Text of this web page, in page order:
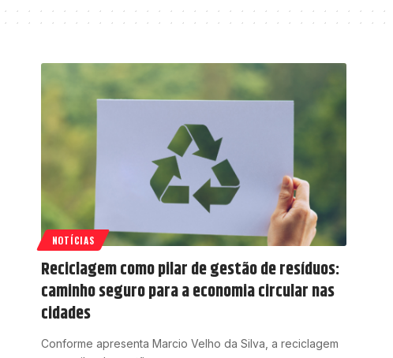
NOTÍCIAS
Reciclagem como pilar de gestão de resíduos:
caminho seguro para a economia circular nas
cidades
Conforme apresenta Marcio Velho da Silva, a reciclagem